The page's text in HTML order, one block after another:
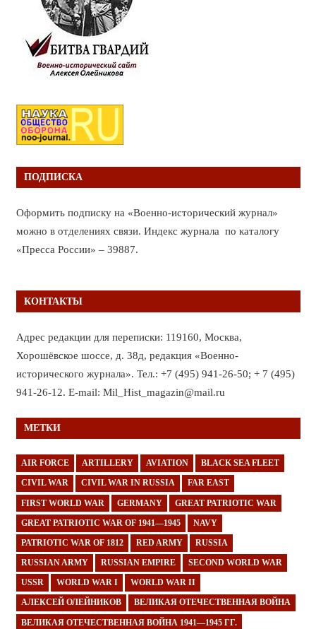
ПОДПИСКА
Оформить подписку на «Военно-исторический журнал»
можно в отделениях связи. Индекс журнала по каталогу
«Пресса России» – 39887.
КОНТАКТЫ
Адрес редакции для переписки: 119160, Москва,
Хорошёвское шоссе, д. 38д, редакция «Военно-
исторического журнала». Тел.: +7 (495) 941-26-50; + 7 (495)
941-26-12. E-mail: Mil_Hist_magazin@mail.ru
МЕТКИ
AIR FORCE ARTILLERY AVIATION BLACK SEA FLEET
CIVIL WAR CIVIL WAR IN RUSSIA FAR EAST
FIRST WORLD WAR GERMANY GREAT PATRIOTIC WAR
GREAT PATRIOTIC WAR OF 1941—1945 NAVY
PATRIOTIC WAR OF 1812 RED ARMY RUSSIA
RUSSIAN ARMY RUSSIAN EMPIRE SECOND WORLD WAR
USSR WORLD WAR I WORLD WAR II
АЛЕКСЕЙ ОЛЕЙНИКОВ ВЕЛИКАЯ ОТЕЧЕСТВЕННАЯ ВОЙНА
ВЕЛИКАЯ ОТЕЧЕСТВЕННАЯ ВОЙНА 1941—1945 ГГ.